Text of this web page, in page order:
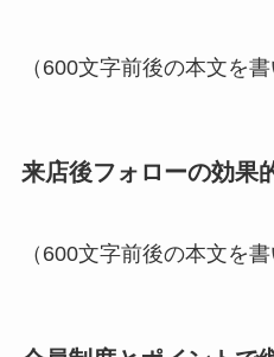
（600文字前後の本文を
来店後フォローの効果
（600文字前後の本文を